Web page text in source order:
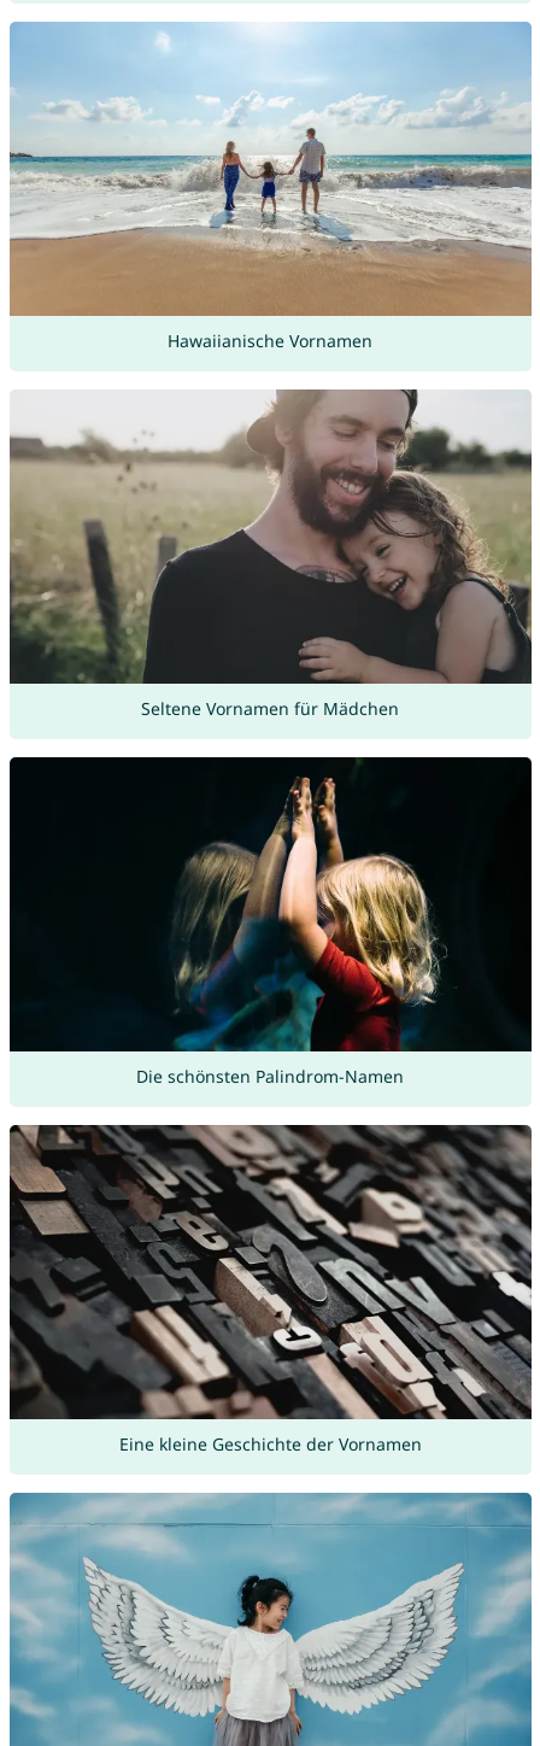
Hawaiianische Vornamen
Seltene Vornamen für Mädchen
Die schönsten Palindrom-Namen
Eine kleine Geschichte der Vornamen